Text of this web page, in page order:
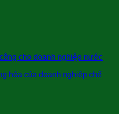
cho doanh nghiệp nước
hóa của doanh nghiệp chế